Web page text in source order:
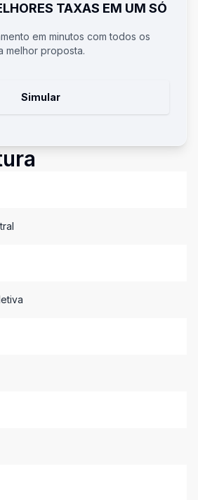
TAXAS EM UM SÓ
em minutos com todos os
melhor proposta.
Simular